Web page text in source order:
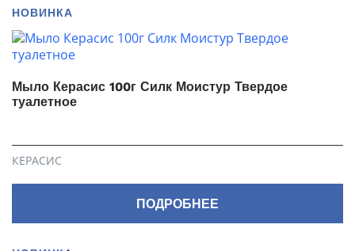
НОВИНКА
Мыло Керасис 100г Силк Моистур Твердое
туалетное
КЕРАСИС
ПОДРОБНЕЕ